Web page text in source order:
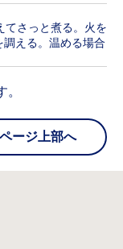
てさっと煮る。火を
える。温める場合
ページ上部へ